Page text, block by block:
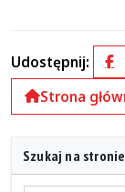
Udostępnij:
Strona
Szukaj na stronie